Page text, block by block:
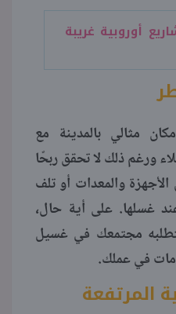
أوروبية غريبة
مثالي بالمدينة مع
ورغم ذلك لا تحقق ربحًا
والمعدات أو تلف
غسلها. على أية حال،
مجتمعك في غسيل
في عملك.
المرتفعة